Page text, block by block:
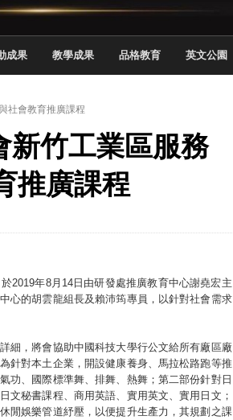
角
奪佳績
成果 教學成果 品格教育 英文公園
社會教育推廣課程
新竹工業區服務
推廣課程
2019年8月14日由研發處推廣教育中心謝堯宏主
心的胡雲龍組長及賴沛筠專員，以針對社會需求
細，將會協助中國科技大學行公文給所有廠區廠
針對本土企業，開設健康養身、馬拉松路跑等推
功、國際標準舞、排舞、熱舞；第二部份針對日
文秘書課程、商用英語、實用英文、實用日文；
閒娛樂管道紓壓，以便提升生產力，其規劃之課